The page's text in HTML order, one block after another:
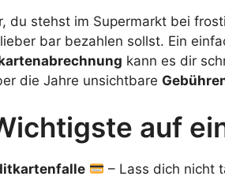
du stehst im Supermarkt bei
bar bezahlen sollst. Ein
kann es dir
die Jahre unsichtbare
auf
– Lass dich nicht